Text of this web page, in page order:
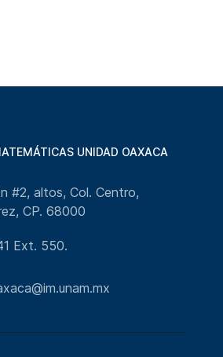
UNIDAD OAXACA
#2, altos, Col. Centro,
CP. 68000
Ext. 550.